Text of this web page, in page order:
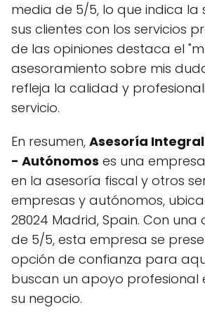
media de 5/5, lo que indica la
sus clientes con los servicios
de las opiniones destaca el
asesoramiento sobre mis
refleja la calidad y
servicio.
En resumen, Asesoría
- Autónomos es una
en la asesoría fiscal y otros
empresas y autónomos,
28024 Madrid, Spain. Con una
de 5/5, esta empresa se
opción de confianza para
buscan un apoyo profesional
su negocio.